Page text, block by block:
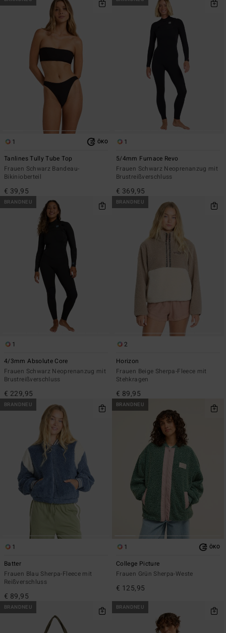
1 ÖKO
Tanlines Tully Tube Top
Frauen Schwarz Bandeau-
Bikinioberteil
€ 39,95
1
5/4mm Furnace Revo
Frauen Schwarz Neoprenanzug mit
Brustreißverschluss
€ 369,95
BRANDNEU
1
4/3mm Absolute Core
Frauen Schwarz Neoprenanzug mit
Brustreißverschluss
€ 229,95
BRANDNEU
2
Horizon
Frauen Beige Sherpa-Fleece mit
Stehkragen
€ 89,95
BRANDNEU
1
Batter
Frauen Blau Sherpa-Fleece mit
Reißverschluss
€ 89,95
BRANDNEU
1 ÖKO
College Picture
Frauen Grün Sherpa-Weste
€ 125,95
BRANDNEU BRANDNEU